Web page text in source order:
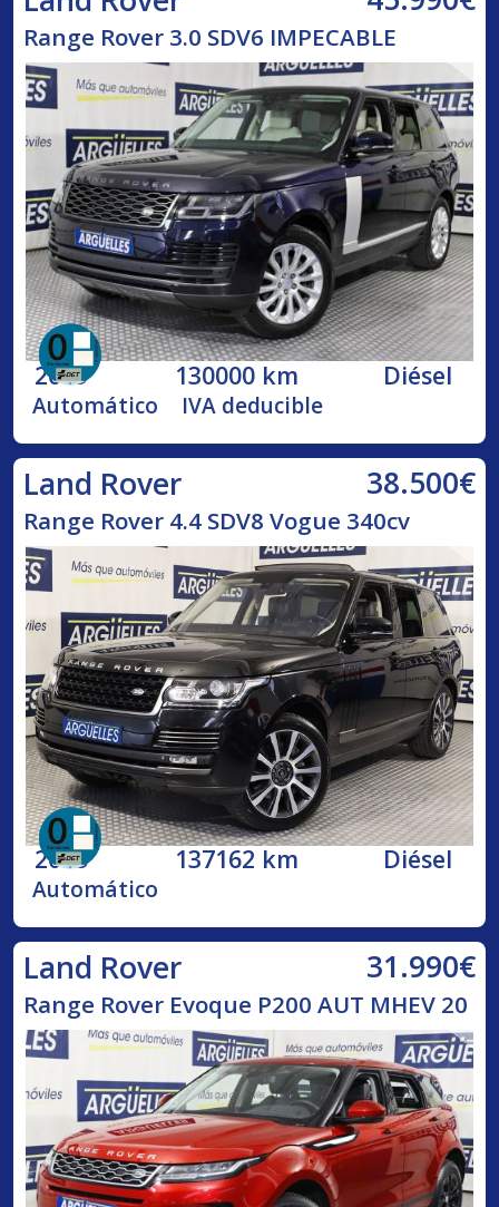
Range Rover 3.0 SDV6 IMPECABLE
2019 130000 km Diésel
Automático IVA deducible
Land Rover 38.500€
Range Rover 4.4 SDV8 Vogue 340cv
2015 137162 km Diésel
Automático
Land Rover 31.990€
Range Rover Evoque P200 AUT MHEV 20